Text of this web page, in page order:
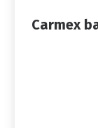
Carmex